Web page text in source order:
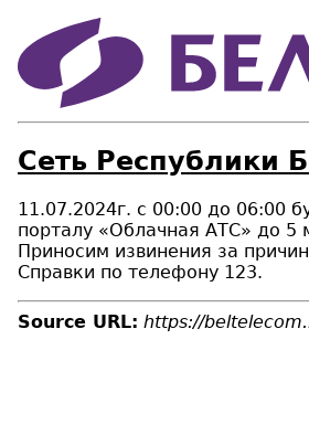
Сеть Республики
11.07.2024г. с 00:00 до 06:00
порталу «Облачная АТС» до 5
Приносим извинения за
Справки по телефону 123.
Source URL: https://